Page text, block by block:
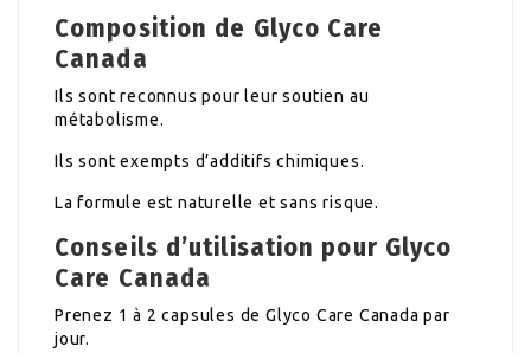
Composition de Glyco Care
Canada
Ils sont reconnus pour leur soutien au
métabolisme.
Ils sont exempts d’additifs chimiques.
La formule est naturelle et sans risque.
Conseils d’utilisation pour Glyco
Care Canada
Prenez 1 à 2 capsules de Glyco Care Canada par
jour.